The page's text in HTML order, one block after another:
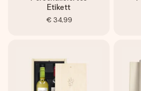
Etikett
€ 34,99